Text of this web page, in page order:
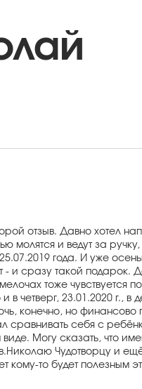
отзыв. Давно хотел
молятся и ведут за
года. И уже
- и сразу такой подарок.
тоже чувствуется
23.01.2020 г., в
конечно, но финансово
сравнивать себя с
Могу сказать, что
Чудотворцу и
кому-то будет полезным